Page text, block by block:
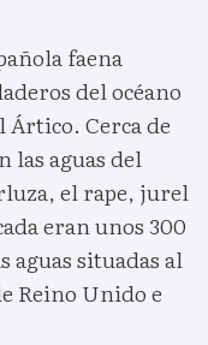
faena
del océano
Ártico. Cerca de
las aguas del
el rape, jurel
eran unos 300
aguas situadas al
Reino Unido e